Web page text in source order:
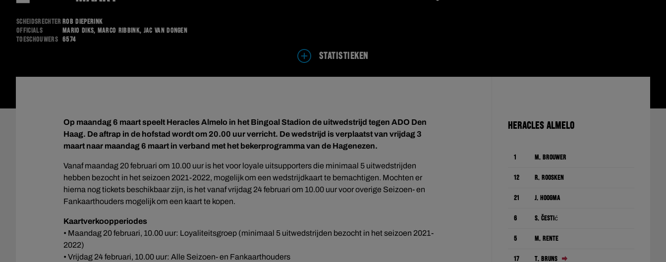
Scheidsrechter Rob Dieperink
Officials
Mario Diks, Marco Ribbink, Jac van Dongen
Toeschouwers
6574
STATISTIEKEN
Op maandag 6 maart speelt Heracles Almelo in het Bingoal Stadion de uitwedstrijd tegen ADO Den
Haag. De aftrap in de hofstad wordt om 20.00 uur verricht. De wedstrijd is verplaatst van vrijdag 3
maart naar maandag 6 maart in verband met het bekerprogramma van de Hagenezen.
Vanaf maandag 20 februari om 10.00 uur is het voor loyale uitsupporters die minimaal 5 uitwedstrijden
hebben bezocht in het seizoen 2021-2022, mogelijk om een wedstrijdkaart te bemachtigen. Mochten er
hierna nog tickets beschikbaar zijn, is het vanaf vrijdag 24 februari om 10.00 uur voor overige Seizoen- en
Fankaarthouders mogelijk om een kaart te kopen.
Kaartverkoopperiodes
• Maandag 20 februari, 10.00 uur: Loyaliteitsgroep (minimaal 5 uitwedstrijden bezocht in het seizoen 2021-
2022)
• Vrijdag 24 februari, 10.00 uur: Alle Seizoen- en Fankaarthouders
HERACLES ALMELO
1 M. Brouwer
12 R. Roosken
21 J. Hoogma
6 S. Čestić
5 M. Rente
17 T. Bruns